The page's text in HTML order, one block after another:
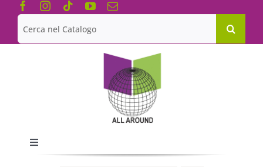
Salta
contenuto
Cerca
per:
Toggle
Navigation